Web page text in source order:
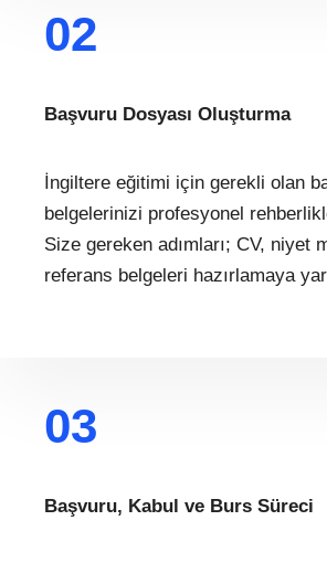
02
Başvuru Dosyası Oluşturma
İngiltere eğitimi için gerekli olan
belgelerinizi profesyonel
Size gereken adımları; CV, niyet
referans belgeleri hazırlamaya
03
Başvuru, Kabul ve Burs Süreci